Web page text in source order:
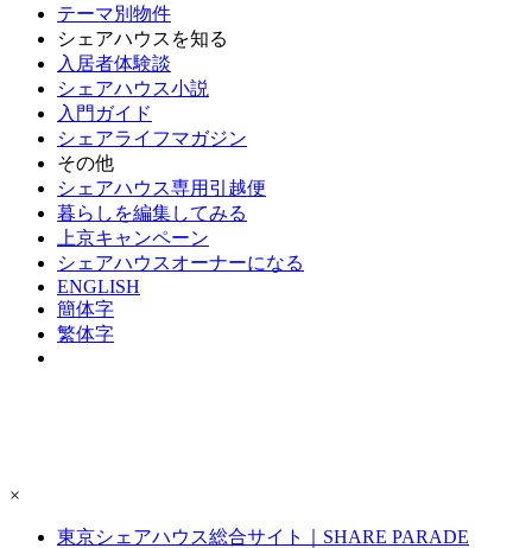
テーマ別物件
シェアハウスを知る
入居者体験談
シェアハウス小説
入門ガイド
シェアライフマガジン
その他
シェアハウス専用引越便
暮らしを編集してみる
上京キャンペーン
シェアハウスオーナーになる
ENGLISH
簡体字
繁体字
×
東京シェアハウス総合サイト｜SHARE PARADE